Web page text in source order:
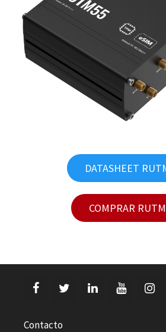
DATASHEET
COMPRAR
Contacto